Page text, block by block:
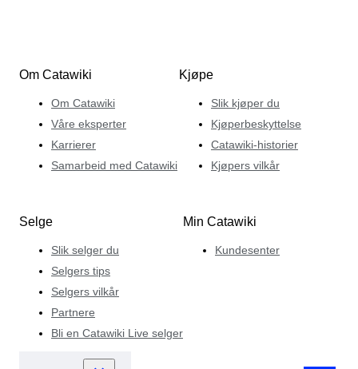
Om Catawiki
Om Catawiki
Våre eksperter
Karrierer
Samarbeid med Catawiki
Kjøpe
Slik kjøper du
Kjøperbeskyttelse
Catawiki-historier
Kjøpers vilkår
Selge
Slik selger du
Selgers tips
Selgers vilkår
Partnere
Bli en Catawiki Live selger
Min Catawiki
Kundesenter